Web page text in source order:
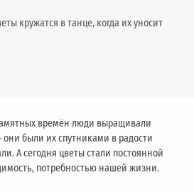
кружатся в танце, когда их уносит
времён люди выращивали
они были их спутниками в радости
А сегодня цветы стали постоянной
потребностью нашей жизни.